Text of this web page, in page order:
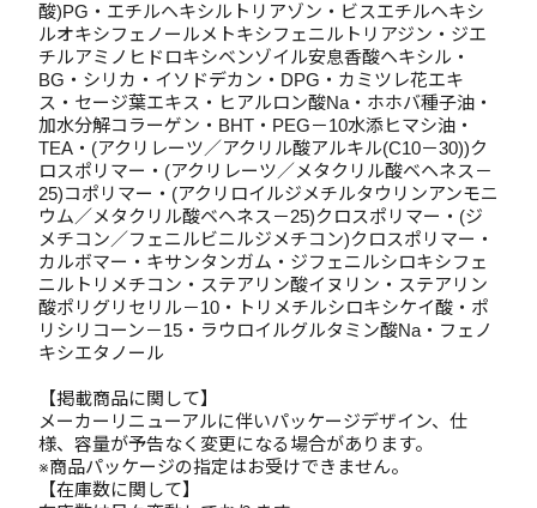
酸)PG・エチルヘキシルトリアゾン・ビスエチルヘキシ
ルオキシフェノールメトキシフェニルトリアジン・ジエ
チルアミノヒドロキシベンゾイル安息香酸ヘキシル・
BG・シリカ・イソドデカン・DPG・カミツレ花エキ
ス・セージ葉エキス・ヒアルロン酸Na・ホホバ種子油・
加水分解コラーゲン・BHT・PEG－10水添ヒマシ油・
TEA・(アクリレーツ／アクリル酸アルキル(C10－30))ク
ロスポリマー・(アクリレーツ／メタクリル酸ベヘネス－
25)コポリマー・(アクリロイルジメチルタウリンアンモニ
ウム／メタクリル酸ベヘネス－25)クロスポリマー・(ジ
メチコン／フェニルビニルジメチコン)クロスポリマー・
カルボマー・キサンタンガム・ジフェニルシロキシフェ
ニルトリメチコン・ステアリン酸イヌリン・ステアリン
酸ポリグリセリル－10・トリメチルシロキシケイ酸・ポ
リシリコーン－15・ラウロイルグルタミン酸Na・フェノ
キシエタノール
【掲載商品に関して】
メーカーリニューアルに伴いパッケージデザイン、仕
様、容量が予告なく変更になる場合があります。
※商品パッケージの指定はお受けできません。
【在庫数に関して】